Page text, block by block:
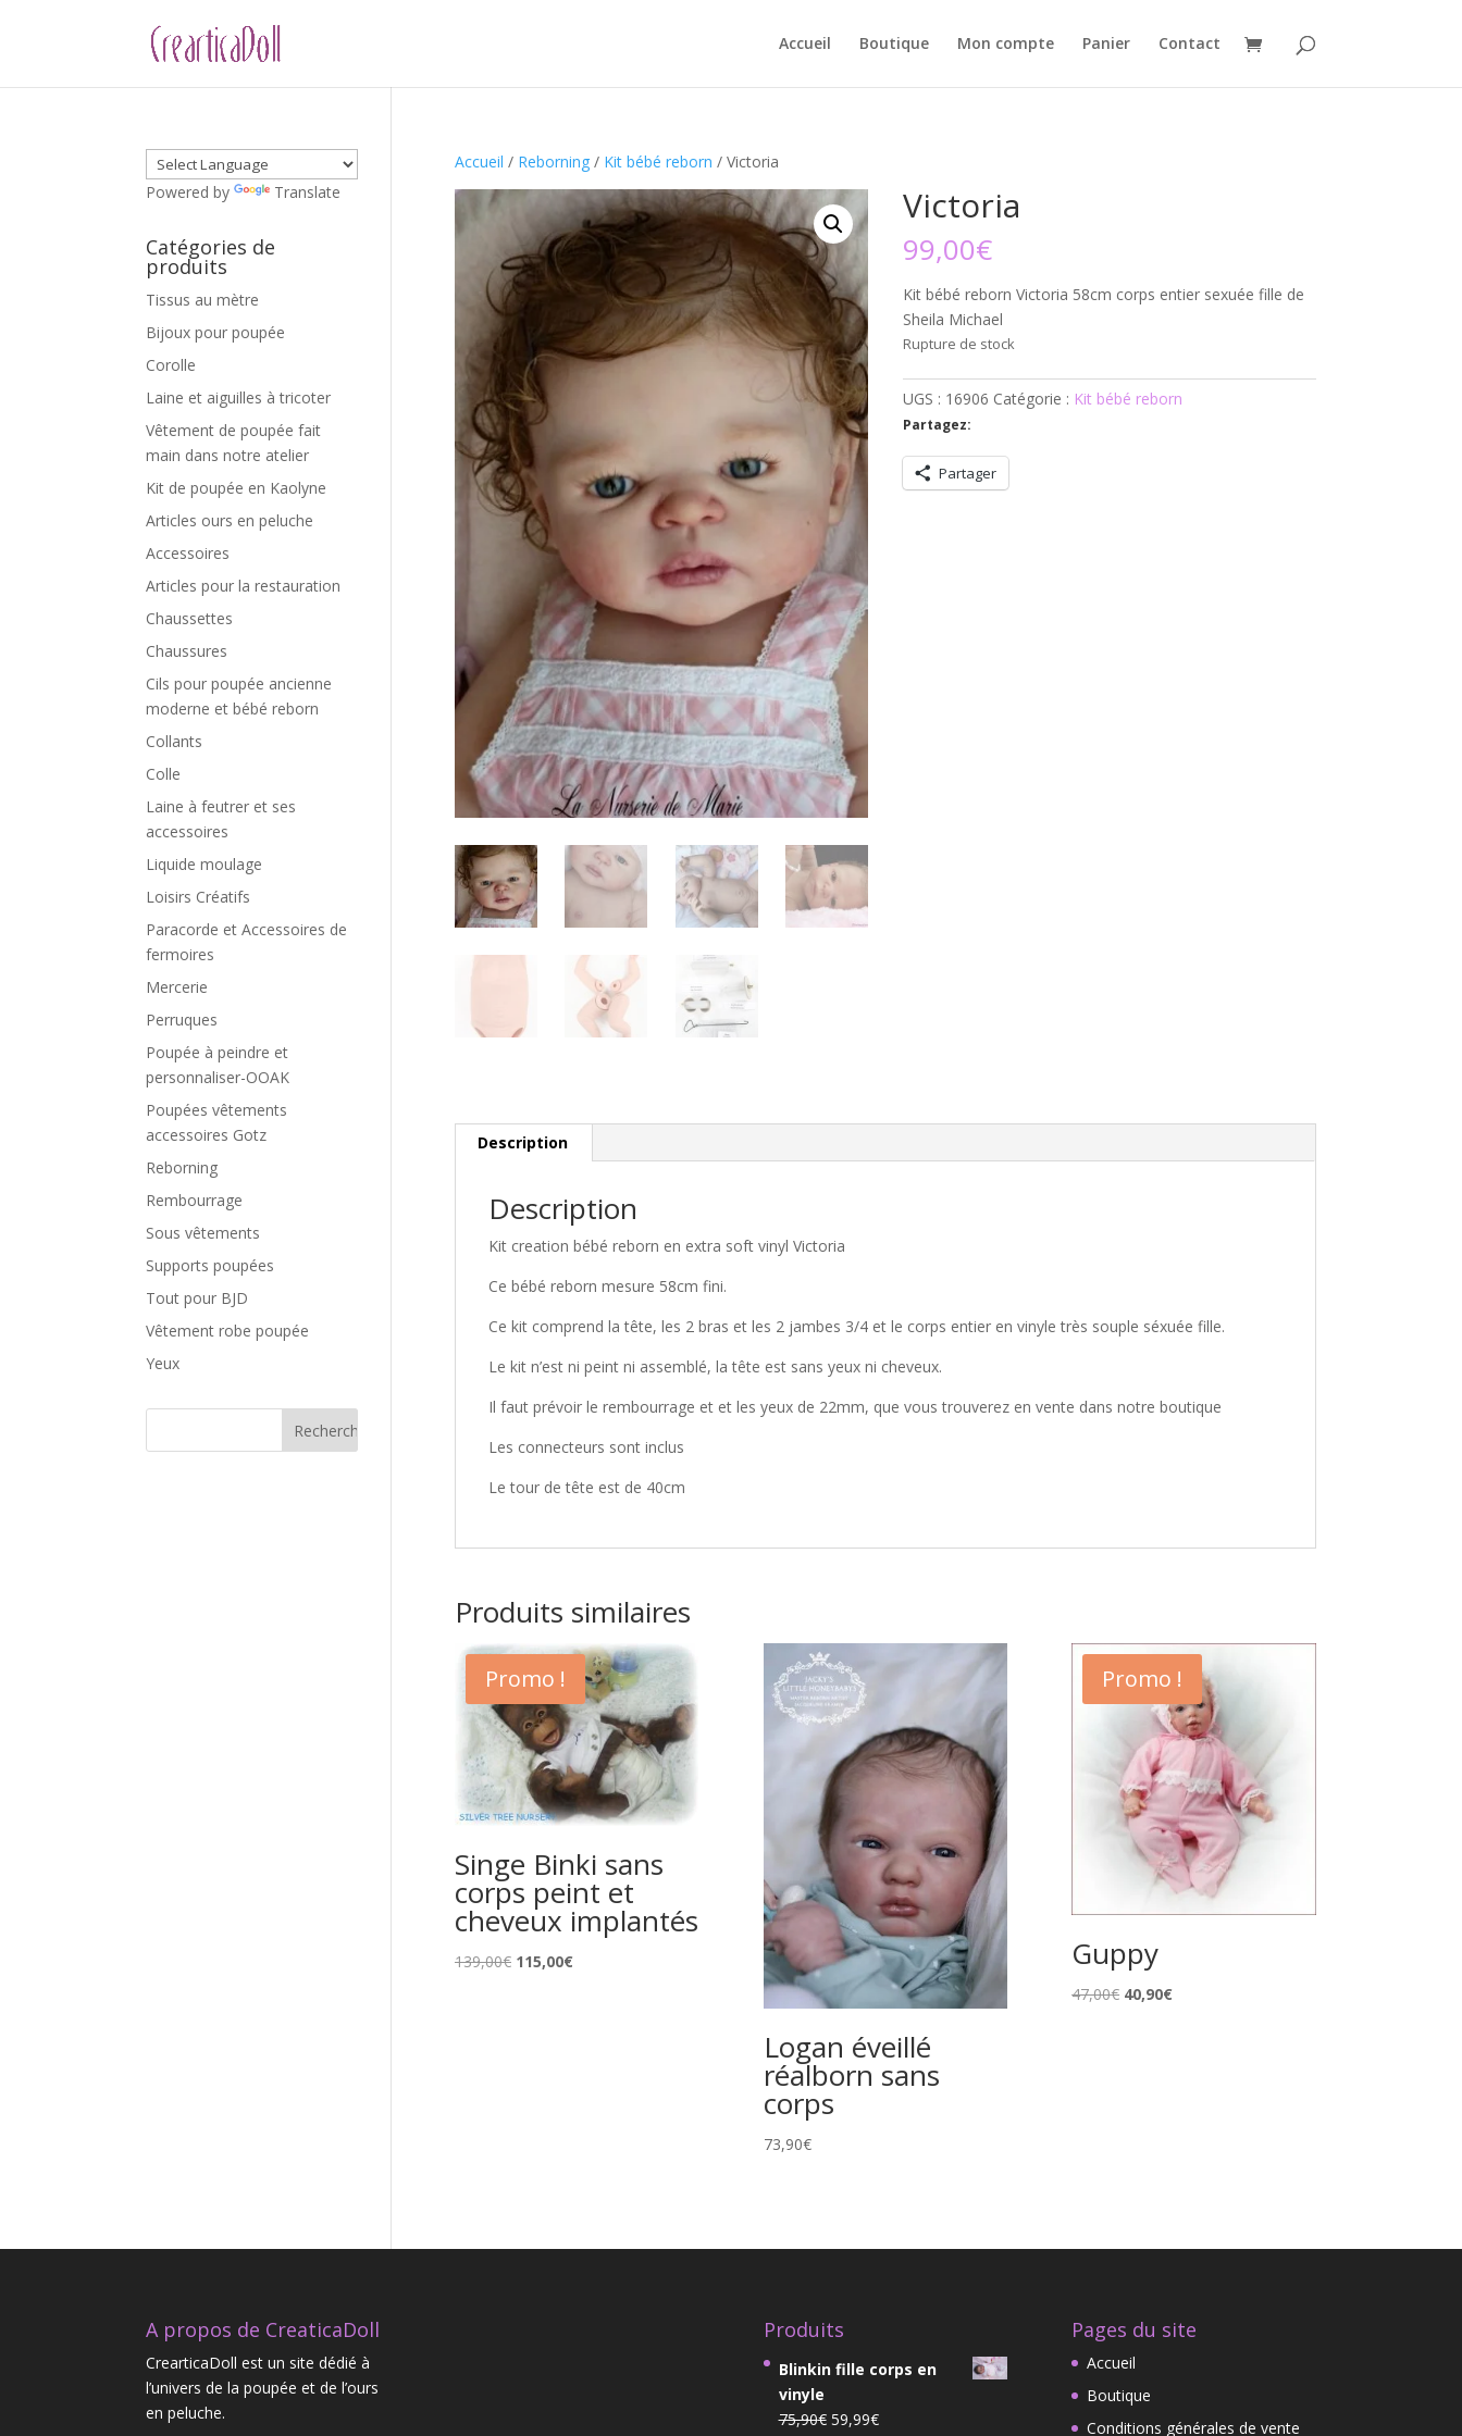
Accueil Boutique Mon compte Panier Contact
Accueil / Reborning/ Kit bébé reborn / Victoria
Victoria
99,00€
Kit bébé reborn Victoria 58cm corps entier sexuée fille de
Sheila Michael
Rupture de stock
UGS : 16906 Catégorie : Kit bébé reborn
Partagez:
Partager
Description
Description
Kit creation bébé reborn en extra soft vinyl Victoria
Ce bébé reborn mesure 58cm fini.
Ce kit comprend la tête, les 2 bras et les 2 jambes 3/4 et le corps entier en vinyle très souple séxuée fille.
Le kit n’est ni peint ni assemblé, la tête est sans yeux ni cheveux.
Il faut prévoir le rembourrage et et les yeux de 22mm, que vous trouverez en vente dans notre boutique
Les connecteurs sont inclus
Le tour de tête est de 40cm
Produits similaires
Promo !
Singe Binki sans
corps peint et
cheveux implantés
139,00€ Le
115,00€Le
Logan éveillé
réalborn sans
corps
73,90€
Promo !
Guppy
47,00€ Le
40,90€Le
Powered by Translate
Catégories de
produits
Tissus au mètre
Bijoux pour poupée
Corolle
Laine et aiguilles à tricoter
Vêtement de poupée fait
main dans notre atelier
Kit de poupée en Kaolyne
Articles ours en peluche
Accessoires
Articles pour la restauration
Chaussettes
Chaussures
Cils pour poupée ancienne
moderne et bébé reborn
Collants
Colle
Laine à feutrer et ses
accessoires
Liquide moulage
Loisirs Créatifs
Paracorde et Accessoires de
fermoires
Mercerie
Perruques
Poupée à peindre et
personnaliser-OOAK
Poupées vêtements
accessoires Gotz
Reborning
Rembourrage
Sous vêtements
Supports poupées
Tout pour BJD
Vêtement robe poupée
Yeux
A propos de CreaticaDoll
CrearticaDoll est un site dédié à
l’univers de la poupée et de l’ours
en peluche.
Produits
Blinkin fille corps en
vinyle
75,90€ Le
59,99€Le
Pages du site
Accueil
Boutique
Conditions générales de vente